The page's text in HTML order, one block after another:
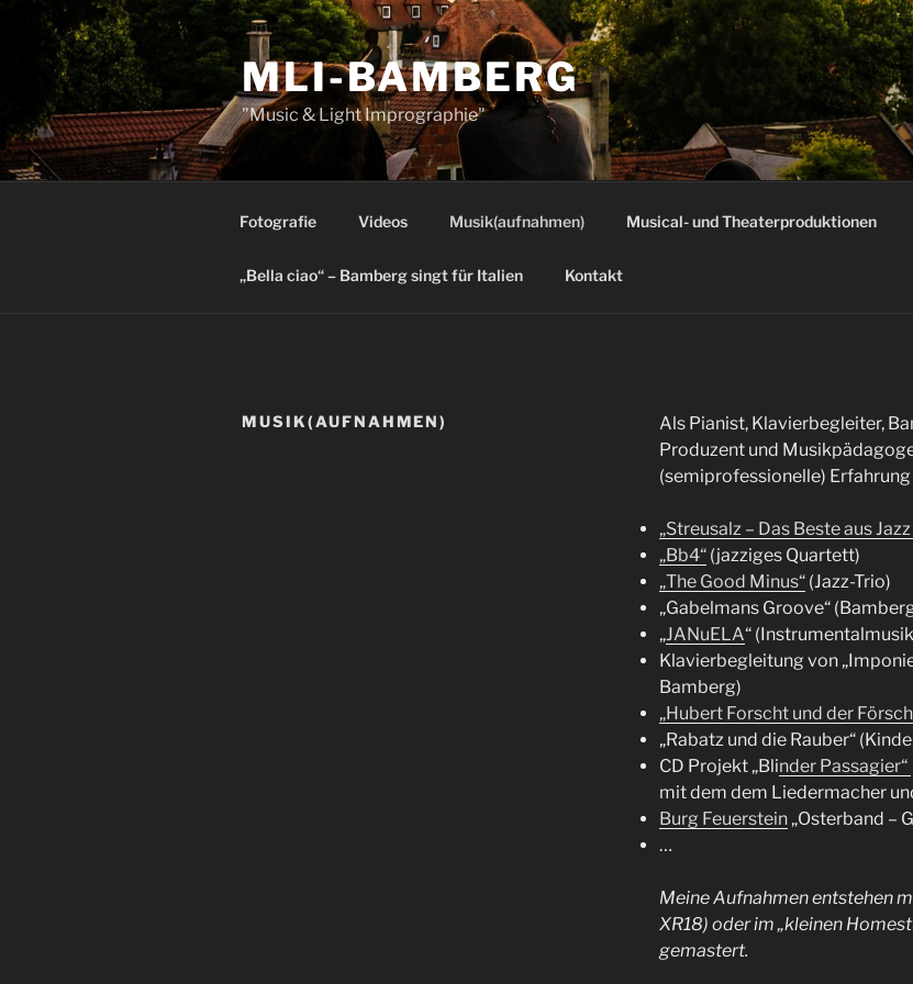
springen
MLI-BAMBERG
"Music & Light Imprographie"
Fotografie Videos Musik(aufnahmen) Musical- und Theaterproduktionen
„Bella ciao“ – Bamberg singt für Italien Kontakt
MUSIK(AUFNAHMEN)
Als Pianist, Klavierbegleiter,
Produzent und
(semiprofessionelle) Erfahrung
„Streusalz – Das Beste aus
„Bb4“(jazziges Quartett)
„The Good Minus“(Jazz-Trio)
„Gabelmans Groove“
„JANuELA“
Klavierbegleitung von
Bamberg)
„Hubert Forscht und der
„Rabatz und die Rauber“
CD Projekt „Blinder Passagier“
mit dem dem Liedermacher
Burg Feuerstein„Osterband –
…
Meine Aufnahmen entstehen
XR18) oder im „kleinen
gemastert.